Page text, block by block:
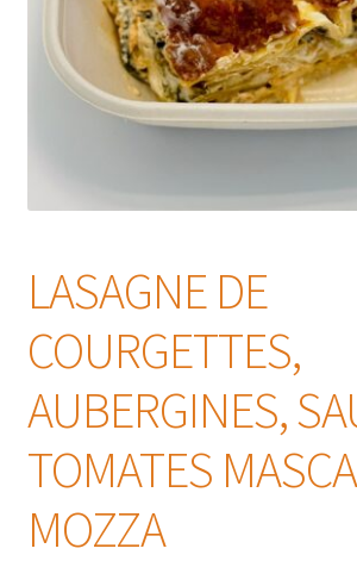
LASAGNE DE
COURGETTES,
AUBERGINES,
TOMATES
MOZZA